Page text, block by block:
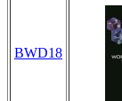
BWD18